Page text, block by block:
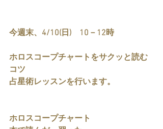
今週末、4/10(日)　10－12時
ホロスコープチャートをサクッと読む
コツ
占星術レッスンを行います。
ホロスコープチャート